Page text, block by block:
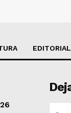
EDITORIAL